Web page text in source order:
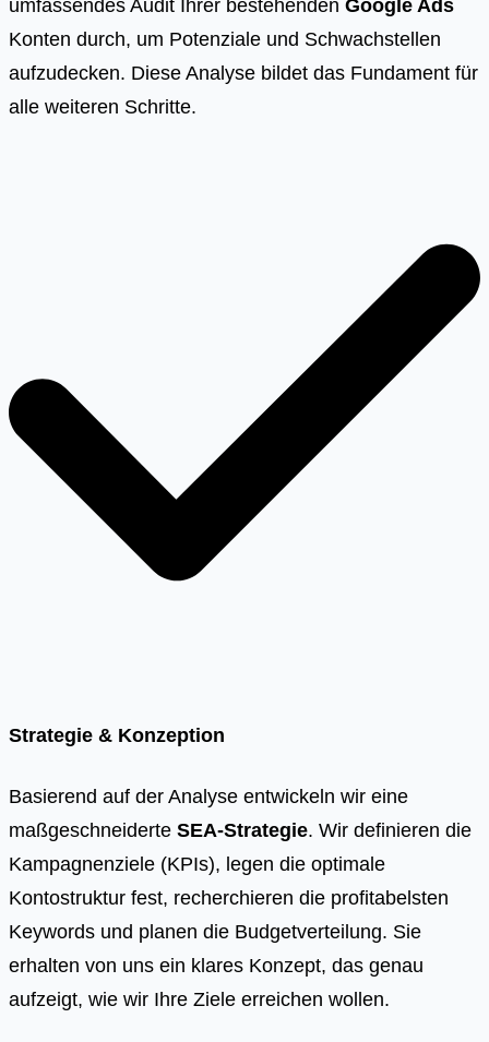
umfassendes Audit Ihrer bestehenden Google Ads
Konten durch, um Potenziale und Schwachstellen
aufzudecken. Diese Analyse bildet das Fundament für
alle weiteren Schritte.
Strategie & Konzeption
Basierend auf der Analyse entwickeln wir eine
maßgeschneiderte SEA-Strategie. Wir definieren die
Kampagnenziele (KPIs), legen die optimale
Kontostruktur fest, recherchieren die profitabelsten
Keywords und planen die Budgetverteilung. Sie
erhalten von uns ein klares Konzept, das genau
aufzeigt, wie wir Ihre Ziele erreichen wollen.